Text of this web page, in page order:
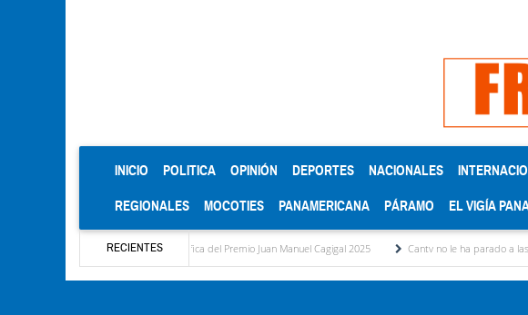
INICIO (CURRENT)
POLITICA OPINIÓN DEPORTES NACIONALES
REGIONALES MOCOTIES PANAMERICANA PÁRAMO EL VIGÍA
RECIENTES
Honorífica del Premio Juan Manuel Cagigal 2025 Cantv no le ha parado a las demandas de los